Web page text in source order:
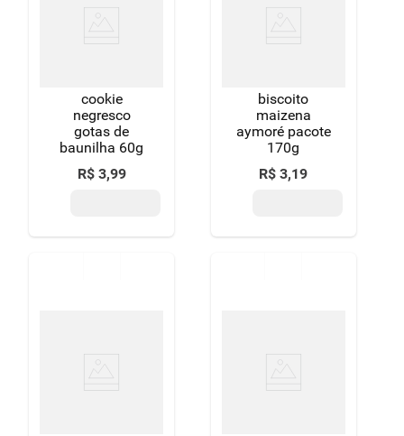
cookie
negresco
gotas de
baunilha 60g
R$ 3,99
biscoito
maizena
aymoré pacote
170g
R$ 3,19